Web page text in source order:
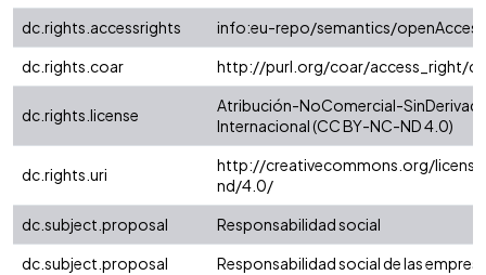
dc.rights.accessrights
info:eu-repo/semantics/openAccess
dc.rights.coar
http://purl.org/coar/access_right/
dc.rights.license
Atribución-NoComercial-
Internacional (CC BY-NC-ND 4.0)
dc.rights.uri
http://creativecommons.org/
nd/4.0/
dc.subject.proposal
Responsabilidad social
dc.subject.proposal
Responsabilidad social de las